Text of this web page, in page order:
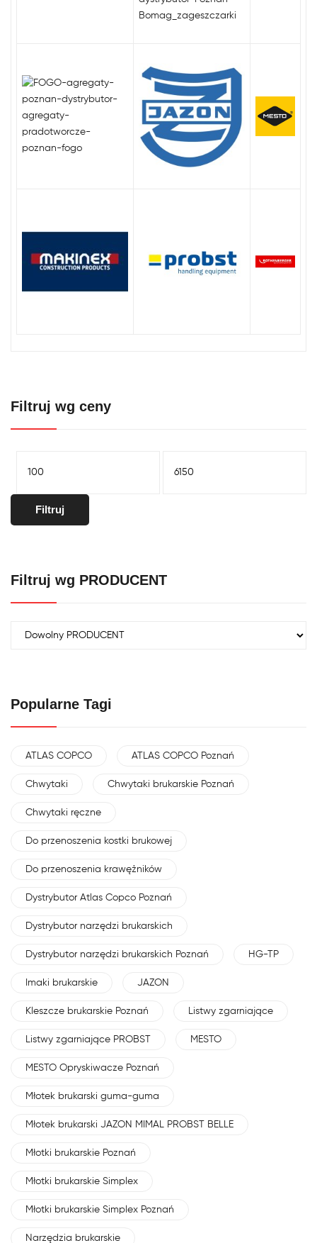
Filtruj wg ceny
Filtruj
Filtruj wg PRODUCENT
Popularne Tagi
ATLAS COPCO ATLAS COPCO Poznań
Chwytaki Chwytaki brukarskie Poznań
Chwytaki ręczne
Do przenoszenia kostki brukowej
Do przenoszenia krawężników
Dystrybutor Atlas Copco Poznań
Dystrybutor narzędzi brukarskich
Dystrybutor narzędzi brukarskich Poznań HG-TP
Imaki brukarskie JAZON
Kleszcze brukarskie Poznań Listwy zgarniające
Listwy zgarniające PROBST MESTO
MESTO Opryskiwacze Poznań
Młotek brukarski guma-guma
Młotek brukarski JAZON MIMAL PROBST BELLE
Młotki brukarskie Poznań
Młotki brukarskie Simplex
Młotki brukarskie Simplex Poznań
Narzędzia brukarskie